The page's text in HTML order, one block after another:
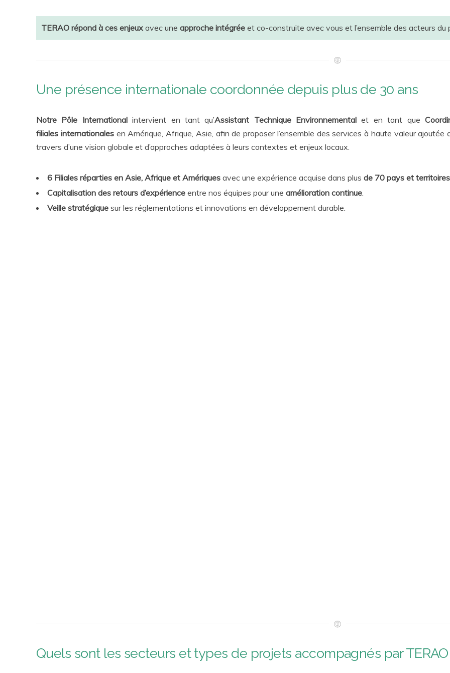
TERAO répond à ces enjeux avec une approche intégrée et co-construite avec vous et l’ensemble des acteurs du
Une présence internationale coordonnée depuis plus de 30 ans
Notre Pôle Internationalintervient en tant qu’Assistant Technique Environnemental et en tant que
filiales internationalesen Amérique, Afrique, Asie, afin de proposer l’ensemble des services à haute valeur
travers d’une vision globale et d’approches adaptées à leurs contextes et enjeux locaux.
6 Filiales réparties en Asie, Afrique et Amériques avec une expérience acquise dans plus de 70 pays et
Capitalisation des retours d’expérience entre nos équipes pour une amélioration continue.
Veille stratégique sur les réglementations et innovations en développement durable.
Quels sont les secteurs et types de projets accompagnés par TERAO